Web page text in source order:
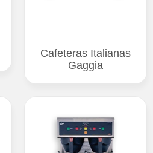
Cafeteras Italianas
Gaggia